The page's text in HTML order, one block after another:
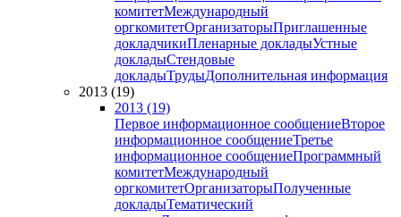
комитетМеждународный
оргкомитетОрганизаторыПриглашенные
докладчикиПленарные докладыУстные
докладыСтендовые
докладыТрудыДополнительная информация
2013 (19)
2013 (19)
Первое информационное сообщениеВторое
информационное сообщениеТретье
информационное сообщениеПрограммный
комитетМеждународный
оргкомитетОрганизаторыПолученные
докладыТематический